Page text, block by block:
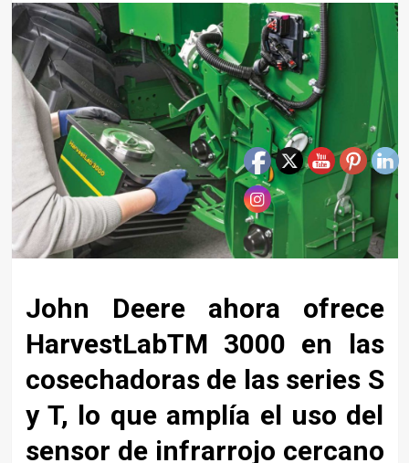
John Deere ahora ofrece
HarvestLabTM 3000 en las
cosechadoras de las series S
y T, lo que amplía el uso del
sensor de infrarrojo cercano